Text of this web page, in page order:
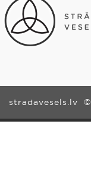
stradavesels.lv ©